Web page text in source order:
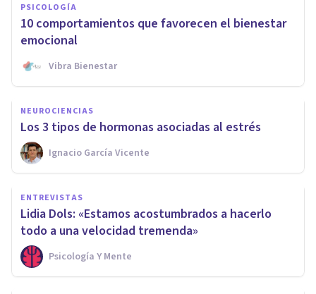
PSICOLOGÍA
10 comportamientos que favorecen el bienestar
emocional
Vibra Bienestar
NEUROCIENCIAS
Los 3 tipos de hormonas asociadas al estrés
Ignacio García Vicente
ENTREVISTAS
Lidia Dols: «Estamos acostumbrados a hacerlo
todo a una velocidad tremenda»
Psicología Y Mente